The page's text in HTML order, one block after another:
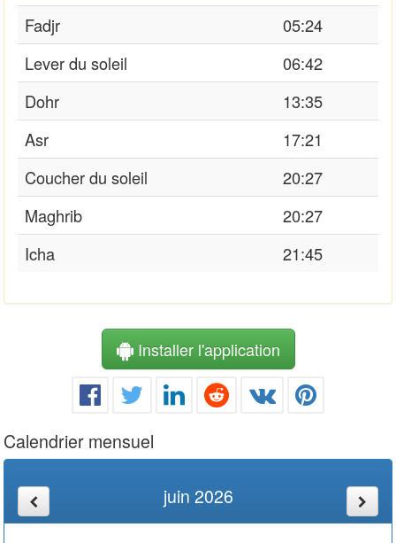
Fadjr
05:24
Lever du soleil
06:42
Dohr
13:35
Asr
17:21
Coucher du soleil
20:27
Maghrib
20:27
Icha
21:45
Installer l'application
Calendrier mensuel
juin 2026